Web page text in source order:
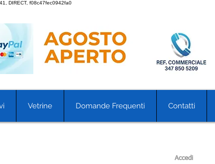
DIRECT, f08c47fec0942fa0
Vetrine Domande Frequenti Contatti
Accedi